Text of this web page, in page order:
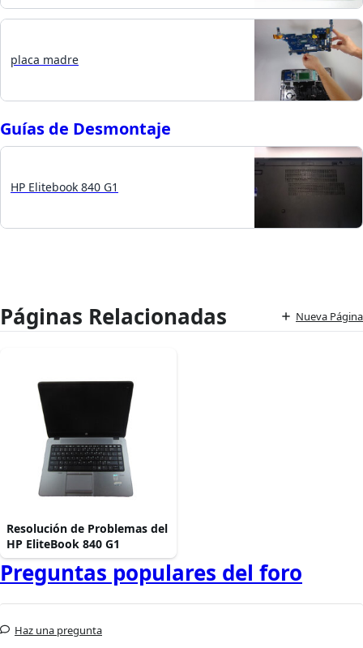
placa madre
Guías de Desmontaje
HP Elitebook 840 G1
Páginas Relacionadas Nueva Página
Resolución de Problemas del
HP EliteBook 840 G1
Preguntas populares del foro
Haz una pregunta